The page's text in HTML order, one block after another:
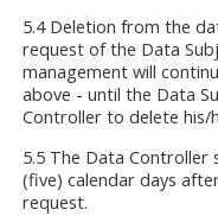
5.4 Deletion from the
request of the Data
management will
above - until the Data
Controller to delete his/
5.5 The Data
(five) calendar days
request.